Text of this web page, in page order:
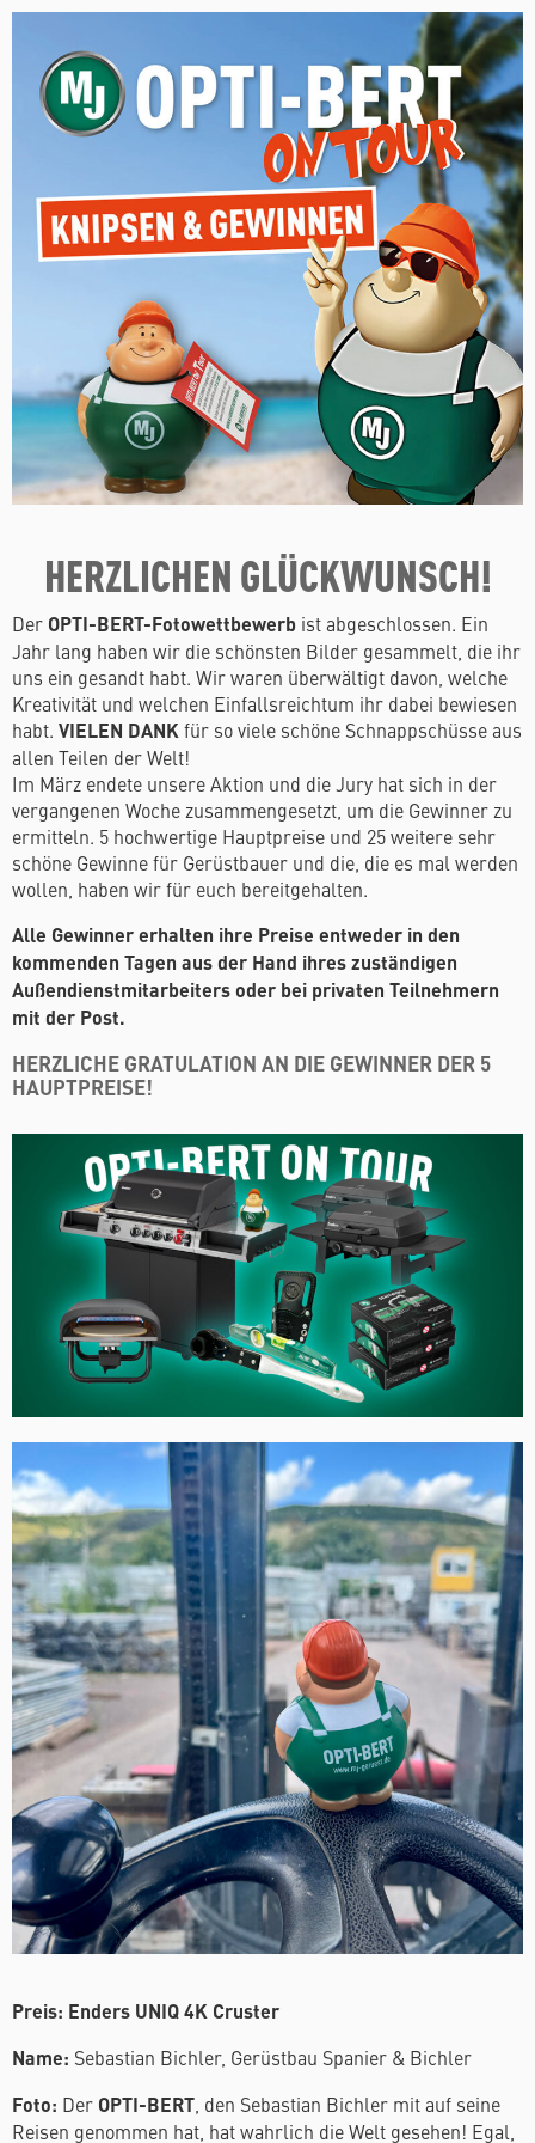
HERZLICHEN GLÜCKWUNSCH!
Der OPTI-BERT-Fotowettbewerb ist abgeschlossen. Ein
Jahr lang haben wir die schönsten Bilder gesammelt, die ihr
uns ein gesandt habt. Wir waren überwältigt davon, welche
Kreativität und welchen Einfallsreichtum ihr dabei bewiesen
habt. VIELEN DANKfür so viele schöne Schnappschüsse aus
allen Teilen der Welt!
Im März endete unsere Aktion und die Jury hat sich in der
vergangenen Woche zusammengesetzt, um die Gewinner zu
ermitteln. 5 hochwertige Hauptpreise und 25 weitere sehr
schöne Gewinne für Gerüstbauer und die, die es mal werden
wollen, haben wir für euch bereitgehalten.
Alle Gewinner erhalten ihre Preise entweder in den
kommenden Tagen aus der Hand ihres zuständigen
Außendienstmitarbeiters oder bei privaten Teilnehmern
mit der Post.
HERZLICHE GRATULATION AN DIE GEWINNER DER 5
HAUPTPREISE!
Preis: Enders UNIQ 4K Cruster
Name: Sebastian Bichler, Gerüstbau Spanier & Bichler
Foto: Der OPTI-BERT , den Sebastian Bichler mit auf seine
Reisen genommen hat, hat wahrlich die Welt gesehen! Egal,